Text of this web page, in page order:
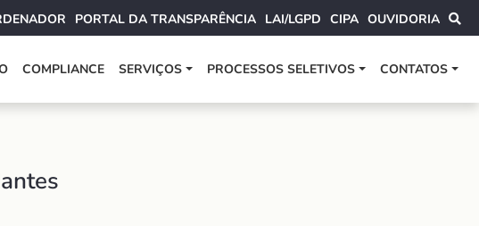
PORTAL DA TRANSPARÊNCIA LAI/LGPD CIPA OUVIDORIA
COMPLIANCE SERVIÇOS PROCESSOS SELETIVOS CONTATOS